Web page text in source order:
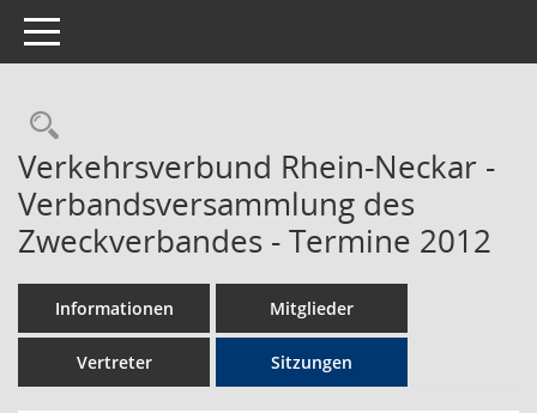
Toggle navigation
Rechercheauswahl
Verkehrsverbund Rhein-Neckar -
Verbandsversammlung des
Zweckverbandes - Termine 2012
Informationen Mitglieder
Vertreter Sitzungen